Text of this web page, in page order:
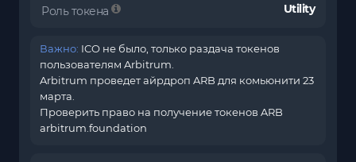
Роль токена Utility
Важно: ICO не было, только раздача токенов
пользователям Arbitrum.
Arbitrum проведет айрдроп ARB для комьюнити 23
марта.
Проверить право на получение токенов ARB
arbitrum.foundation